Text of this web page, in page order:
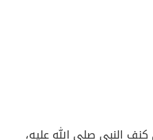
النبي صلى الله عليه،